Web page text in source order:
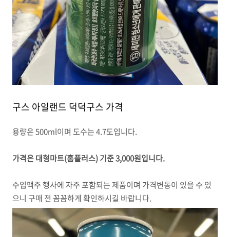
구스 아일랜드 덕덕구스 가격
용량은 500ml이며 도수는 4.7도입니다.
가격은 대형마트(홈플러스) 기준 3,000원입니다.
수입맥주 행사에 자주 포함되는 제품이며 가격변동이 있을 수 있
으니 구매 전 꼼꼼하게 확인하시길 바랍니다.